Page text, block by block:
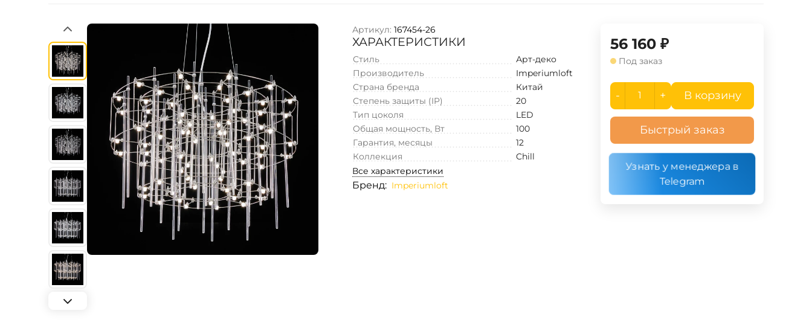
Артикул: 167454-26
ХАРАКТЕРИСТИКИ
Стиль
Арт-деко
Производитель
Imperiumloft
Страна бренда
Китай
Степень защиты (IP)
20
Тип цоколя
LED
Общая мощность, Вт
100
Гарантия, месяцы
12
Коллекция
Chill
Все характеристики
Бренд: Imperiumloft
56 160 ₽
Под заказ
- + В корзину
Быстрый заказ
Узнать у менеджера в
Telegram